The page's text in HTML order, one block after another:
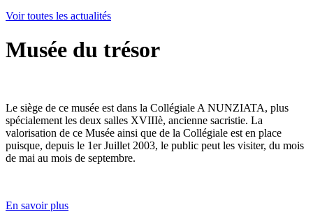
Voir toutes les actualités
Musée du trésor
Le siège de ce musée est dans la Collégiale A NUNZIATA, plus
spécialement les deux salles XVIIIè, ancienne sacristie. La
valorisation de ce Musée ainsi que de la Collégiale est en place
puisque, depuis le 1er Juillet 2003, le public peut les visiter, du mois
de mai au mois de septembre.
En savoir plus